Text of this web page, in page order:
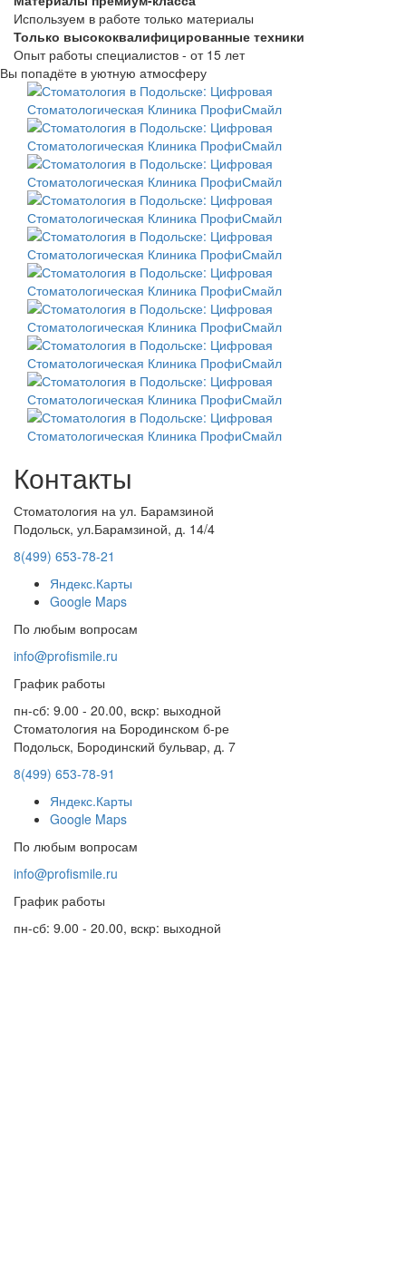
Используем в работе только материалы
Только высококвалифицированные техники
Опыт работы специалистов - от 15 лет
Вы попадёте в уютную атмосферу
Контакты
Стоматология на ул. Барамзиной
Подольск, ул.Барамзиной, д. 14/4
8(499) 653-78-21
Яндекс.Карты
Google Maps
По любым вопросам
info@profismile.ru
График работы
пн-сб: 9.00 - 20.00, вскр: выходной
Стоматология на Бородинском б-ре
Подольск, Бородинский бульвар, д. 7
8(499) 653-78-91
Яндекс.Карты
Google Maps
По любым вопросам
info@profismile.ru
График работы
пн-сб: 9.00 - 20.00, вскр: выходной